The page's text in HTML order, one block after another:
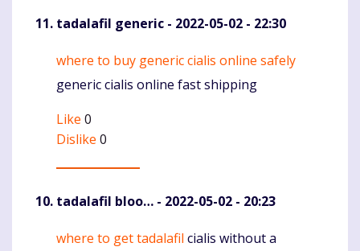
tadalafil generic - 2022-05-02 - 22:30
Komentaras
where to buy generic cialis online safely
generic cialis online fast shipping
Like 0
Dislike 0
tadalafil bloo… - 2022-05-02 - 20:23
Komentaras
where to get tadalafil cialis without a